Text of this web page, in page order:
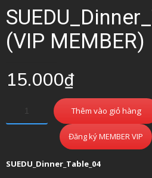
(VIP MEMBER)
15.000₫
Thêm vào giỏ hàng
Đăng ký MEMBER VIP
SUEDU_Dinner_Table_04